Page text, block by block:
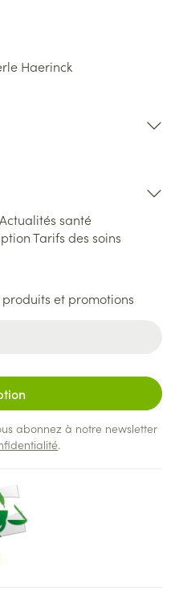
Haerinck
Actualités santé
Tarifs des soins
et promotions
abonnez à notre newsletter
.